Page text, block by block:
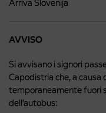
Arriva Slovenija
AVVISO
Si avvisano i signori
Capodistria che, a causa
temporaneamente fuori
dell’autobus: